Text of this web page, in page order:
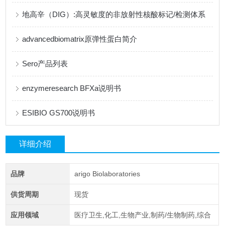
地高辛（DIG）:高灵敏度的非放射性核酸标记/检测体系
advancedbiomatrix原弹性蛋白简介
Sero产品列表
enzymeresearch BFXa说明书
ESIBIO GS700说明书
详细介绍
品牌 arigo Biolaboratories
供货周期 现货
应用领域 医疗卫生,化工,生物产业,制药/生物制药,综合